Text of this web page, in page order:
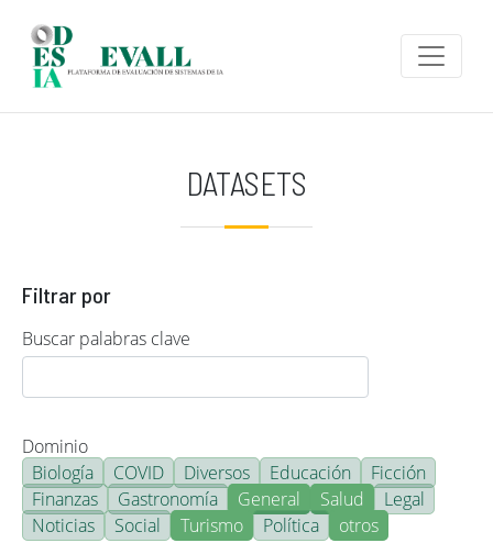
DATASETS
Filtrar por
Buscar palabras clave
Dominio
Biología
COVID Diversos Educación
Ficción
Finanzas
Gastronomía General Salud
Legal
Noticias
Social Turismo Política otros